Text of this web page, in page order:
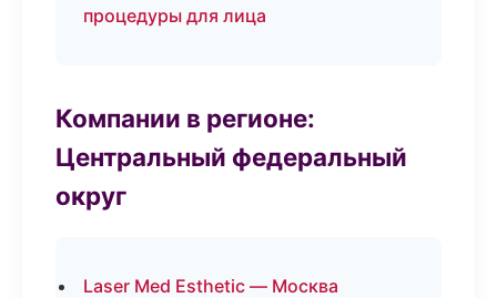
процедуры для лица
Компании в регионе:
Центральный федеральный
округ
Laser Med Esthetic — Москва